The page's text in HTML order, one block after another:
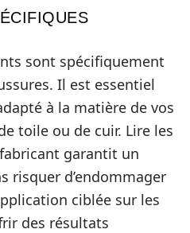
sont spécifiquement
Il est essentiel
à la matière de vos
toile ou de cuir. Lire les
garantit un
risquer d’endommager
ciblée sur les
des résultats